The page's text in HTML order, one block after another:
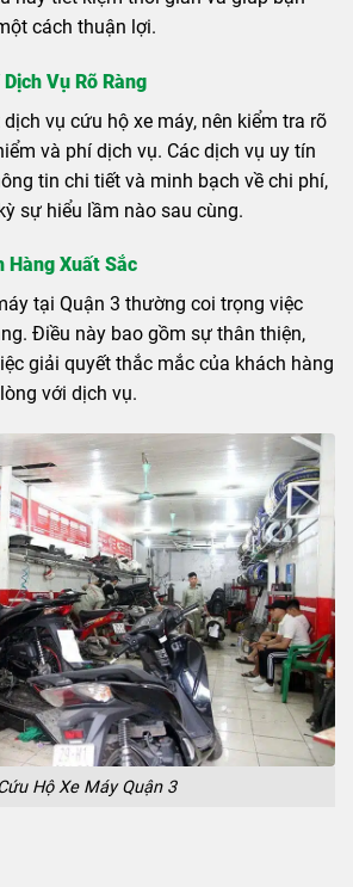
cách thuận lợi.
Vụ Rõ Ràng
vụ cứu hộ xe máy, nên kiểm tra rõ
và phí dịch vụ. Các dịch vụ uy tín
tin chi tiết và minh bạch về chi phí,
sự hiểu lầm nào sau cùng.
Hàng Xuất Sắc
tại Quận 3 thường coi trọng việc
Điều này bao gồm sự thân thiện,
giải quyết thắc mắc của khách hàng
với dịch vụ.
Hộ Xe Máy Quận 3